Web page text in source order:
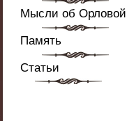
Мысли об Орловой
Память
Статьи